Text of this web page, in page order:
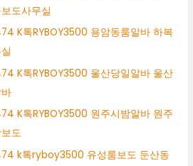
도사무실
K톡RYBOY3500 용암동룸알바 하복
K톡RYBOY3500 울산당일알바 울산
K톡RYBOY3500 원주시밤알바 원주
도
k톡ryboy3500 유성룸보도 둔산동